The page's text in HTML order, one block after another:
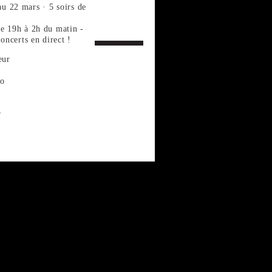
22 mars · 5 soirs de
19h à 2h du matin -
en direct !